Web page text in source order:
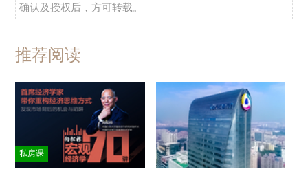
确认及授权后，方可转载。
推荐阅读
私房课